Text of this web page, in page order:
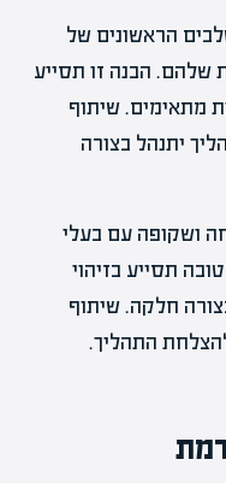
הראשונים של
שלהם. הבנה זו תסייע
מתאימים. שיתוף
יתנהל בצורה
ושקופה עם בעלי
תסייע בזיהוי
חלקה. שיתוף
התהליך.